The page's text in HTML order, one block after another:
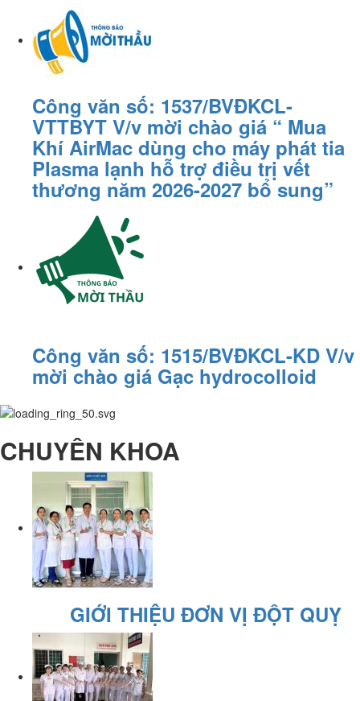
Công văn số: 1537/BVĐKCL-
VTTBYT V/v mời chào giá “ Mua
Khí AirMac dùng cho máy phát tia
Plasma lạnh hỗ trợ điều trị vết
thương năm 2026-2027 bổ sung”
Công văn số: 1515/BVĐKCL-KD V/v
mời chào giá Gạc hydrocolloid
CHUYÊN KHOA
GIỚI THIỆU ĐƠN VỊ ĐỘT QUỴ